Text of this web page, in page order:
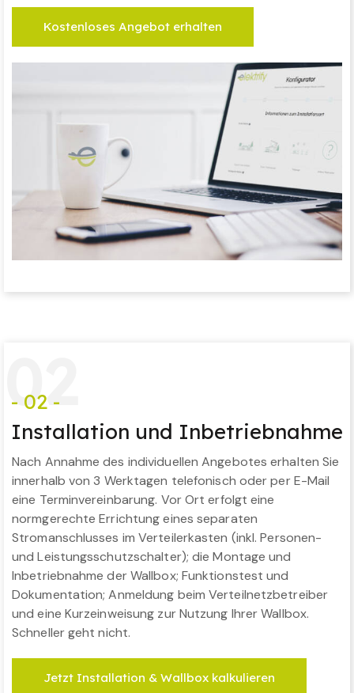
Kostenloses Angebot erhalten
02
- 02 -
Installation und Inbetriebnahme
Nach Annahme des individuellen Angebotes erhalten Sie
innerhalb von 3 Werktagen telefonisch oder per E-Mail
eine Terminvereinbarung. Vor Ort erfolgt eine
normgerechte Errichtung eines separaten
Stromanschlusses im Verteilerkasten (inkl. Personen-
und Leistungsschutzschalter); die Montage und
Inbetriebnahme der Wallbox; Funktionstest und
Dokumentation; Anmeldung beim Verteilnetzbetreiber
und eine Kurzeinweisung zur Nutzung Ihrer Wallbox.
Schneller geht nicht.
Jetzt Installation & Wallbox kalkulieren